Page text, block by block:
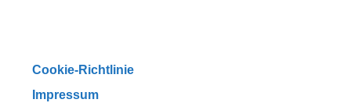
Cookie-Richtlinie
Impressum